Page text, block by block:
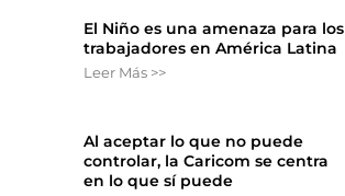
El Niño es una amenaza para los
trabajadores en América Latina
Leer Más >>
Al aceptar lo que no puede
controlar, la Caricom se centra
en lo que sí puede